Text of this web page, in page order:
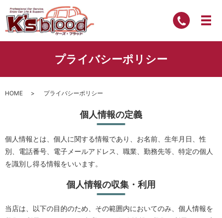
プライバシーポリシー
HOME プライバシーポリシー
個人情報の定義
個人情報とは、個人に関する情報であり、お名前、生年月日、性
別、電話番号、電子メールアドレス、職業、勤務先等、特定の個人
を識別し得る情報をいいます。
個人情報の収集・利用
当店は、以下の目的のため、その範囲内においてのみ、個人情報を